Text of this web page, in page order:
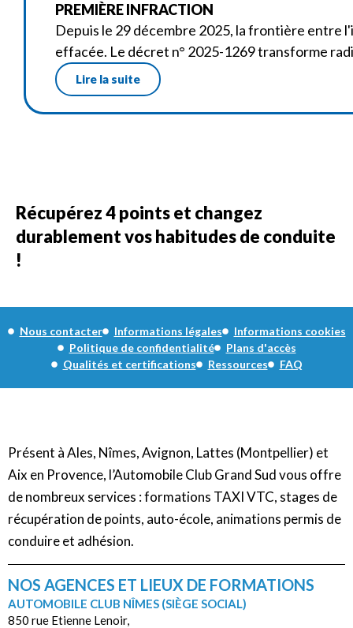
PREMIÈRE INFRACTION
Depuis le 29 décembre 2025, la frontière entre
effacée. Le décret n° 2025-1269 transforme
Lire la suite
Récupérez 4 points et changez
durablement vos habitudes de conduite
!
Nous contacter Informations légales
Informations cookies
Politique de confidentialité
Plans d'accès
Qualités et certifications
Ressources FAQ
Présent à Ales, Nîmes, Avignon, Lattes (Montpellier) et
Aix en Provence, l’Automobile Club Grand Sud vous offre
de nombreux services : formations TAXI VTC, stages de
récupération de points, auto-école, animations permis de
conduire et adhésion.
NOS AGENCES ET LIEUX DE FORMATIONS
AUTOMOBILE CLUB NÎMES (SIÈGE SOCIAL)
850 rue Etienne Lenoir,